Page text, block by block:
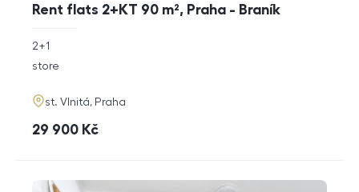
Rent flats 2+KT 90 m², Praha - Braník
rozměry
2+1
funkce
store
adresa
st. Vlnitá, Praha
cena
29 900 Kč